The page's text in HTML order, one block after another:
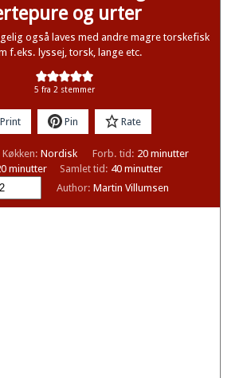
og urter
også laves med andre magre torskefisk
f.eks. lyssej, torsk, lange etc.
5 fra 2 stemmer
Print Pin Rate
Køkken:Nordisk Forb. tid: 20minutter
minutter
minutter
minutter Samlet tid: 40minutter
minutter
Author: Martin Villumsen